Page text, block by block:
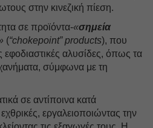
στην κινεζική πίεση.
σε προϊόντα-«σημεία
(“chokepoint” products), που
εφοδιαστικές αλυσίδες, όπως τα
σύμφωνα με τη
σε αντίποινα κατά
εργαλειοποιώντας την